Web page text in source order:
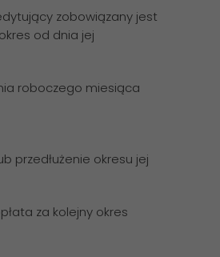
zobowiązany jest
od dnia jej
roboczego miesiąca
przedłużenie okresu jej
za kolejny okres